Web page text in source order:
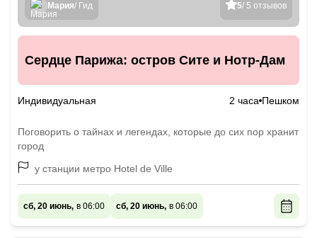
5/ 5 отзывов
Мария/ Гид
Сердце Парижа: остров Сите и Нотр-Дам
Индивидуальная 2 часа Пешком
Поговорить о тайнах и легендах, которые до сих пор хранит
город
у станции метро Hotel de Ville
сб, 20 июнь, в 06:00 сб, 20 июнь, в 06:00